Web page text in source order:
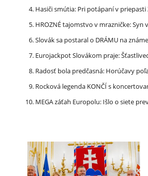
Hasiči smútia: Pri potápaní v
HROZNÉ tajomstvo v mrazničke:
Slovák sa postaral o DRÁMU na
Eurojackpot Slovákom praje:
Radosť bola predčasná: Horúčavy
Rocková legenda KONČÍ s
MEGA záťah Europolu: Išlo o siete